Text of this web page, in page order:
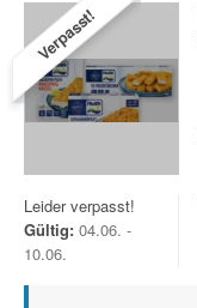
Verpasst!
Leider verpasst!
Gültig: 04.06. -
10.06.